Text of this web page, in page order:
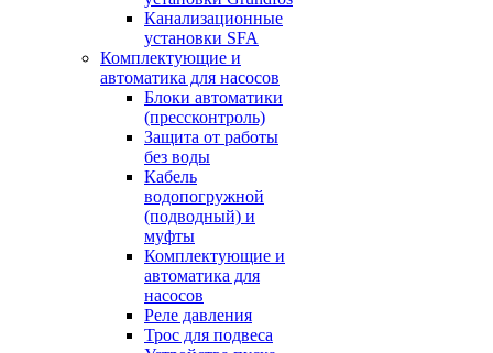
Канализационные
установки SFA
Комплектующие и
автоматика для насосов
Блоки автоматики
(прессконтроль)
Защита от работы
без воды
Кабель
водопогружной
(подводный) и
муфты
Комплектующие и
автоматика для
насосов
Реле давления
Трос для подвеса